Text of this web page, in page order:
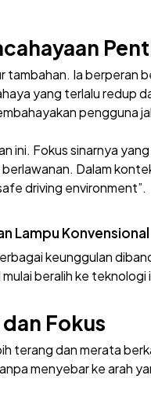
Ia berperan
yang terlalu redup
pengguna
ini. Fokus sinarnya
Dalam
driving environment”.
Lampu Konvensional
keunggulan
beralih ke teknologi
Fokus
terang dan merata
menyebar ke arah